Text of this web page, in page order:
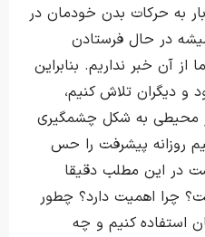
به حرکات بدن خودمان در
در حال فرستادن
از آن خبر نداریم. بنابراین
و دیگران تلاش کنیم،
محیطی به شکل چشمگیری
روزانه پیشرفت را حس
در این مطلب دقیقا
چرا اهمیت دارد؟ چطور
استفاده کنیم و چه